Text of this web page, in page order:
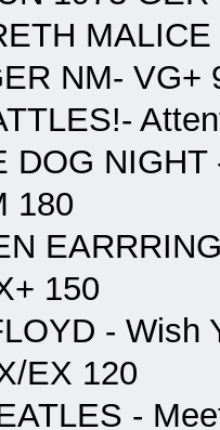
NM- VG+
DOG
180
150
- Wish
EX 120
-